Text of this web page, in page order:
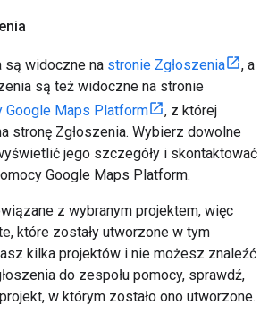
są widoczne na stronie Zgłoszenia
, a
są też widoczne na stronie
Google Maps Platform
, z której
stronę Zgłoszenia. Wybierz dowolne
jego szczegóły i skontaktować
Google Maps Platform.
z wybranym projektem, więc
które zostały utworzone w tym
kilka projektów i nie możesz znaleźć
do zespołu pomocy, sprawdź,
w którym zostało ono utworzone.